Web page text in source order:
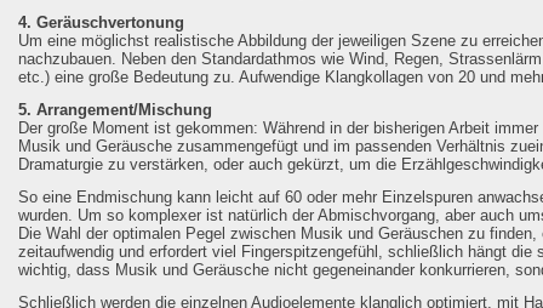
4. Geräuschvertonung
Um eine möglichst realistische Abbildung der jeweiligen Szene zu
nachzubauen. Neben den Standardathmos wie Wind, Regen,
etc.) eine große Bedeutung zu. Aufwendige Klangkollagen von 20 und
5. Arrangement/Mischung
Der große Moment ist gekommen: Während in der bisherigen Arbeit
Musik und Geräusche zusammengefügt und im passenden Verhältnis
Dramaturgie zu verstärken, oder auch gekürzt, um die
So eine Endmischung kann leicht auf 60 oder mehr Einzelspuren
wurden. Um so komplexer ist natürlich der Abmischvorgang, aber auch
Die Wahl der optimalen Pegel zwischen Musik und Geräuschen zu
zeitaufwendig und erfordert viel Fingerspitzengefühl, schließlich hängt
wichtig, dass Musik und Geräusche nicht gegeneinander konkurrieren,
Schließlich werden die einzelnen Audioelemente klanglich optimiert, mit